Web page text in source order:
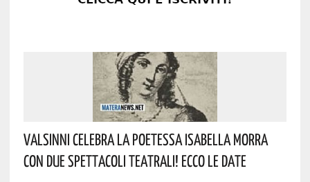
Valsinni Celebra La Poetessa Isabella Morra
Con Due Spettacoli Teatrali! Ecco Le Date